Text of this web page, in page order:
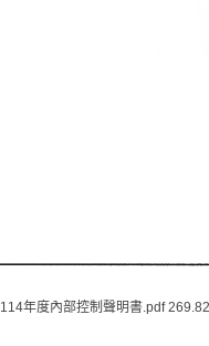
114年度內部控制聲明書.pdf